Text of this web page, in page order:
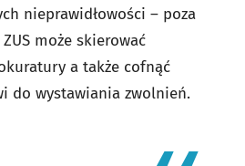
nieprawidłowości – poza
może skierować
a także cofnąć
do wystawiania zwolnień.